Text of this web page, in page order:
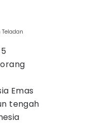
Emas
tengah